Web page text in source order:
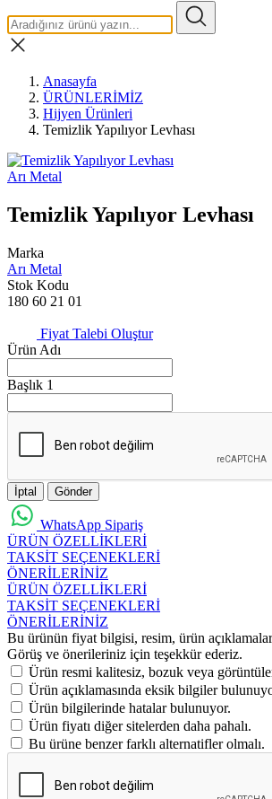
Anasayfa
ÜRÜNLERİMİZ
Hijyen Ürünleri
Temizlik Yapılıyor Levhası
Arı Metal
Temizlik Yapılıyor Levhası
Marka
Arı Metal
Stok Kodu
180 60 21 01
Fiyat Talebi Oluştur
Ürün Adı
Başlık 1
İptal Gönder
WhatsApp Sipariş
ÜRÜN ÖZELLİKLERİ
TAKSİT SEÇENEKLERİ
ÖNERİLERİNİZ
ÜRÜN ÖZELLİKLERİ
TAKSİT SEÇENEKLERİ
ÖNERİLERİNİZ
Bu ürünün fiyat bilgisi, resim, ürün
Görüş ve önerileriniz için teşekkür ederiz.
Ürün resmi kalitesiz, bozuk veya
Ürün açıklamasında eksik bilgiler
Ürün bilgilerinde hatalar bulunuyor.
Ürün fiyatı diğer sitelerden daha pahalı.
Bu ürüne benzer farklı alternatifler olmalı.